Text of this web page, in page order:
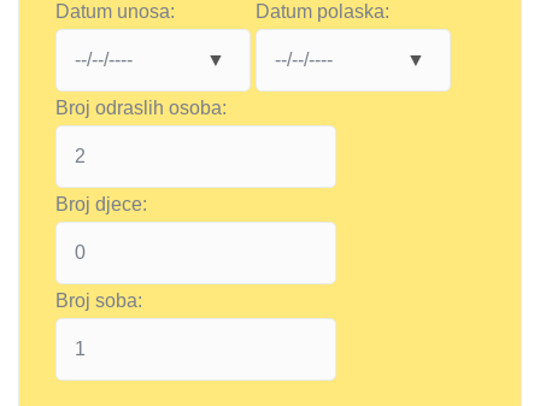
Datum unosa: Datum polaska:
Broj odraslih osoba:
Broj djece:
Broj soba: